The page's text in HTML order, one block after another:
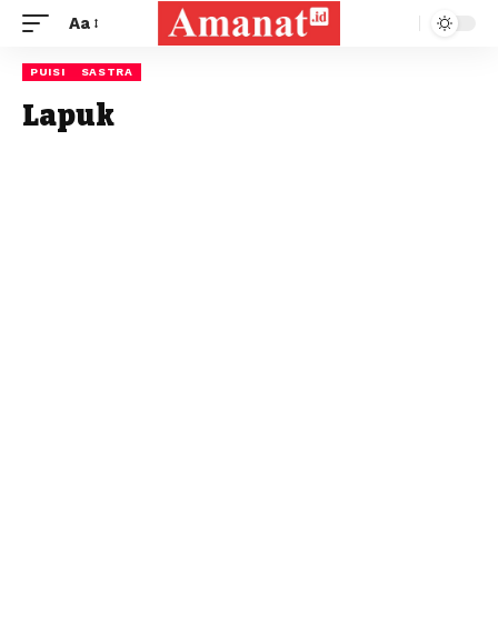
Aa
PUISI SASTRA
Lapuk